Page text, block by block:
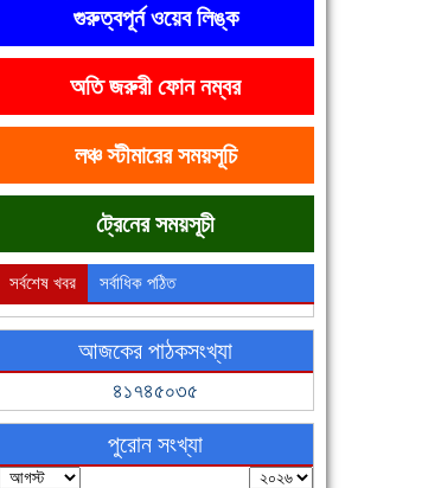
গুরুত্বপূর্ন ওয়েব লিঙ্ক
অতি জরুরী ফোন নম্বর
লঞ্চ স্টীমারের সময়সূচি
ট্রেনের সময়সূচী
সর্বশেষ খবর সর্বাধিক পঠিত
আজকের পাঠকসংখ্যা
৪১৭৪৫০৩৫
পুরোন সংখ্যা